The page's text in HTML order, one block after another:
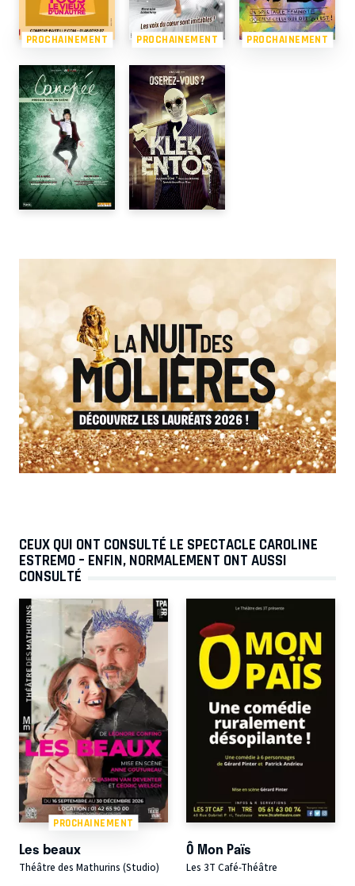
PROCHAINEMENT PROCHAINEMENT PROCHAINEMENT
CEUX QUI ONT CONSULTÉ LE SPECTACLE CAROLINE
ESTREMO – ENFIN, NORMALEMENT ONT AUSSI
CONSULTÉ
PROCHAINEMENT
Les beaux
Théâtre des Mathurins (Studio)
Ô Mon Païs
Les 3T Café-Théâtre